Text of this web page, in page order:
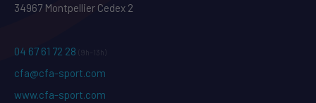
34967 Montpellier Cedex 2
04 67 61 72 28 (9h–13h)
cfa@cfa-sport.com
www.cfa-sport.com